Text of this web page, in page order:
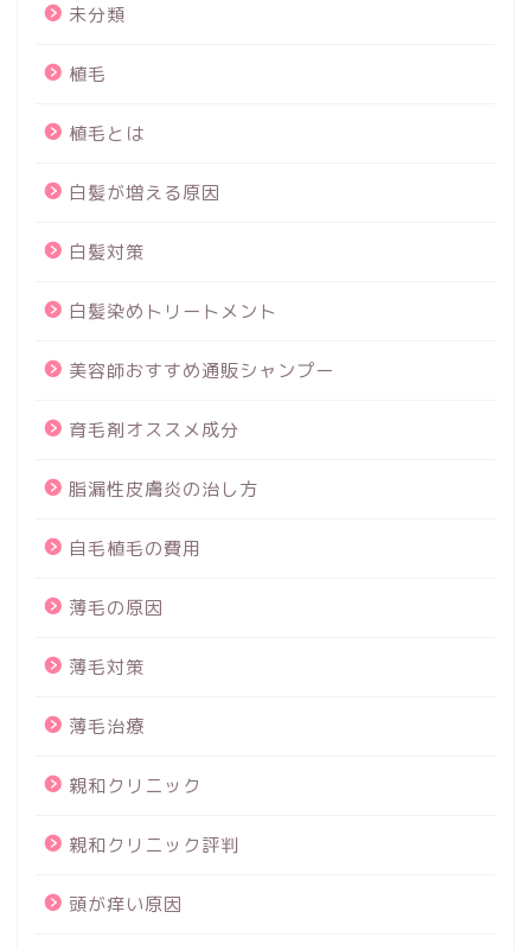
未分類
植毛
植毛とは
白髪が増える原因
白髪対策
白髪染めトリートメント
美容師おすすめ通販シャンプー
育毛剤オススメ成分
脂漏性皮膚炎の治し方
自毛植毛の費用
薄毛の原因
薄毛対策
薄毛治療
親和クリニック
親和クリニック評判
頭が痒い原因